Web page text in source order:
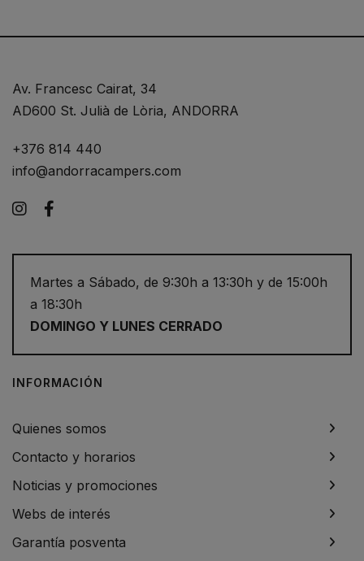
Av. Francesc Cairat, 34
AD600 St. Julià de Lòria, ANDORRA
+376 814 440
info@andorracampers.com
Instagram
Martes a Sábado, de 9:30h a 13:30h y de 15:00h
a 18:30h
DOMINGO Y LUNES CERRADO
INFORMACIÓN
Quienes somos
Contacto y horarios
Noticias y promociones
Webs de interés
Garantía posventa